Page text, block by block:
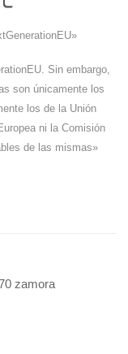
Sin embargo,
son únicamente los
los de la Unión
ni la Comisión
de las mismas»
zamora